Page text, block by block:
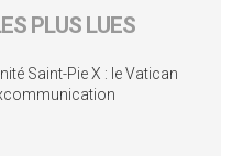
PLUS LUES
Saint-Pie X : le Vatican